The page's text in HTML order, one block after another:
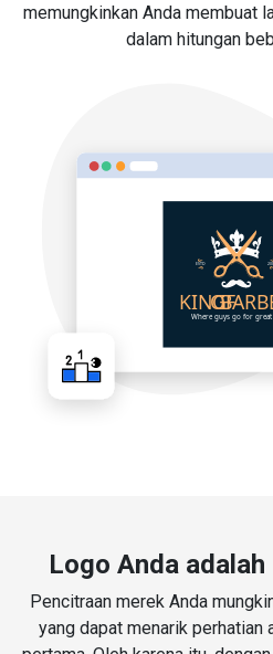
memungkinkan Anda membuat
dalam hitungan
Logo Anda
Pencitraan merek Anda
yang dapat menarik perhatian